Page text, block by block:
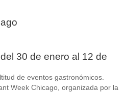
30 de enero al 12 de
de eventos gastronómicos.
Week Chicago, organizada por la